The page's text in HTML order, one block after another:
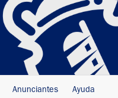
Ayuda
Anunciantes